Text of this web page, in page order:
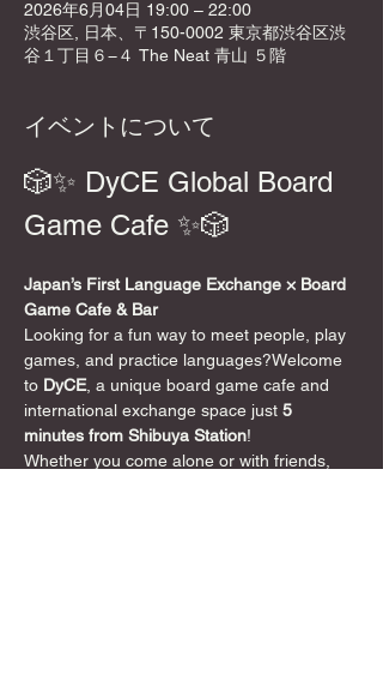
2026年6月04日 19:00 – 22:00
渋谷区, 日本、〒150-0002 東京都渋谷区渋
谷１丁目６−４ The Neat 青山 ５階
イベントについて
🎲✨ DyCE Global Board
Game Cafe ✨🎲
Japan’s First Language Exchange × Board
Game Cafe & Bar
Looking for a fun way to meet people, play
games, and practice languages?Welcome
to DyCE, a unique board game cafe and
international exchange space just 5
minutes from Shibuya Station!
Whether you come alone or with friends,